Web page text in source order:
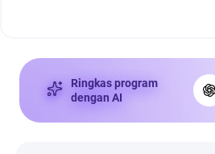
Ringkas program
dengan AI